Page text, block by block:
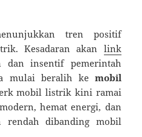
tren positif
Kesadaran akan link
dan insentif pemerintah
mulai beralih ke mobil
mobil listrik kini ramai
hemat energi, dan
rendah dibanding mobil